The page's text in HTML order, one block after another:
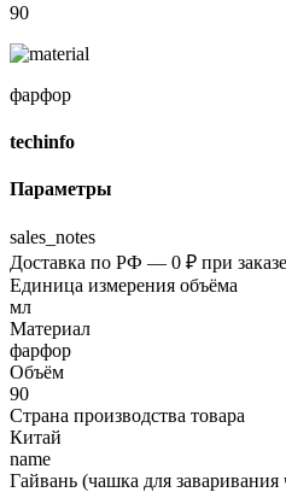
90
фарфор
techinfo
Параметры
sales_notes
Доставка по РФ — 0 ₽ при
Единица измерения объёма
мл
Материал
фарфор
Объём
90
Страна производства товара
Китай
name
Гайвань (чашка для заваривания